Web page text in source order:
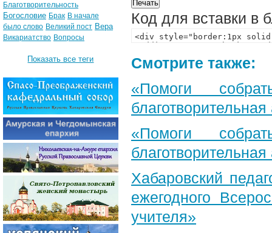
Код для вставки в
Смотрите также:
«Помоги
«Помоги
Хабаровский
ежегодного
учителя»
Благотворительность
Богословие Брак В начале
было слово Великий пост Вера
Викариатство Вопросы
Показать все теги